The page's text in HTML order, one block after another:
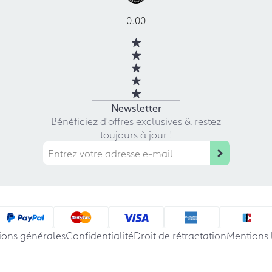
0.00
Newsletter
Bénéficiez d'offres exclusives & restez
toujours à jour !
généralesConfidentialitéDroit de rétractationMentions